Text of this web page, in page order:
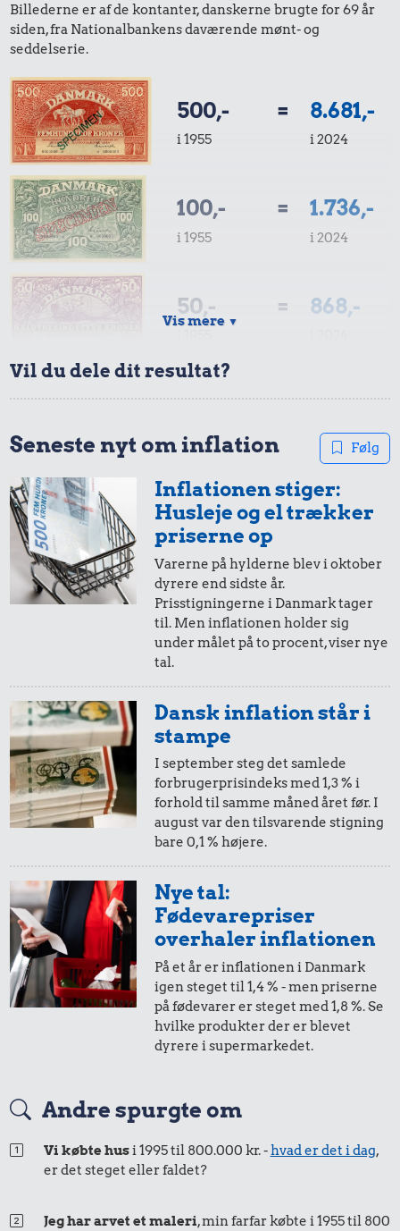
Billederne er af de kontanter, danskerne brugte for 69 år
siden, fra Nationalbankens daværende mønt- og
seddelserie.
500,-
i 1955
= 8.681,-
i 2024
100,-
i 1955
= 1.736,-
i 2024
50,- = 868,-
10,-
i 1955
= 174,-
i 2024
5,-
i 1955
= 87,-
10 øre
i 1955
= 2,-
i 2024
0,87,-
Vis mere ▼
Vil du dele dit resultat?
Seneste nyt om inflation Følg
Inflationen stiger:
Husleje og el trækker
priserne op
Varerne på hylderne blev i oktober
dyrere end sidste år.
Prisstigningerne i Danmark tager
til. Men inflationen holder sig
under målet på to procent, viser nye
tal.
Dansk inflation står i
stampe
I september steg det samlede
forbrugerprisindeks med 1,3 % i
forhold til samme måned året før. I
august var den tilsvarende stigning
bare 0,1 % højere.
Nye tal:
Fødevarepriser
overhaler inflationen
På et år er inflationen i Danmark
igen steget til 1,4 % - men priserne
på fødevarer er steget med 1,8 %. Se
hvilke produkter der er blevet
dyrere i supermarkedet.
Andre spurgte om
Vi købte husi 1995 til 800.000 kr. -hvad er det i dag,
er det steget eller faldet?
Jeg har arvet et maleri, min farfar købte i 1955 til 800